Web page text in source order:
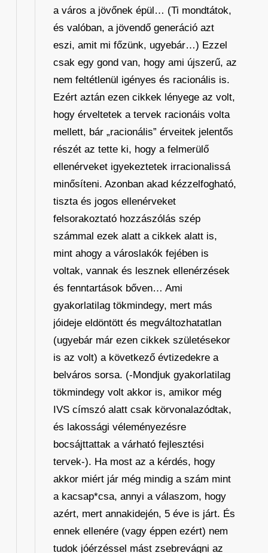
a város a jövőnek épül… (Ti mondtátok,
és valóban, a jövendő generáció azt
eszi, amit mi főzünk, ugyebár…) Ezzel
csak egy gond van, hogy ami újszerű, az
nem feltétlenül igényes és racionális is.
Ezért aztán ezen cikkek lényege az volt,
hogy érveltetek a tervek racionáis volta
mellett, bár „racionális” érveitek jelentős
részét az tette ki, hogy a felmerülő
ellenérveket igyekeztetek irracionalissá
minősíteni. Azonban akad kézzelfogható,
tiszta és jogos ellenérveket
felsorakoztató hozzászólás szép
számmal ezek alatt a cikkek alatt is,
mint ahogy a városlakók fejében is
voltak, vannak és lesznek ellenérzések
és fenntartások bőven… Ami
gyakorlatilag tökmindegy, mert más
jóideje eldöntött és megváltozhatatlan
(ugyebár már ezen cikkek születésekor
is az volt) a következő évtizedekre a
belváros sorsa. (-Mondjuk gyakorlatilag
tökmindegy volt akkor is, amikor még
IVS címszó alatt csak körvonalazódtak,
és lakossági véleményezésre
bocsájttattak a várható fejlesztési
tervek-). Ha most az a kérdés, hogy
akkor miért jár még mindig a szám mint
a kacsap*csa, annyi a válaszom, hogy
azért, mert annakidején, 5 éve is járt. És
ennek ellenére (vagy éppen ezért) nem
tudok jóérzéssel mást zsebrevágni az